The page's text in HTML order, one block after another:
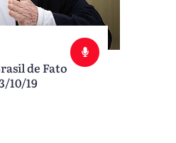
de Fato
10/19